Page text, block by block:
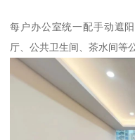
每户办公室统一配手动遮
厅、公共卫生间、茶水间等